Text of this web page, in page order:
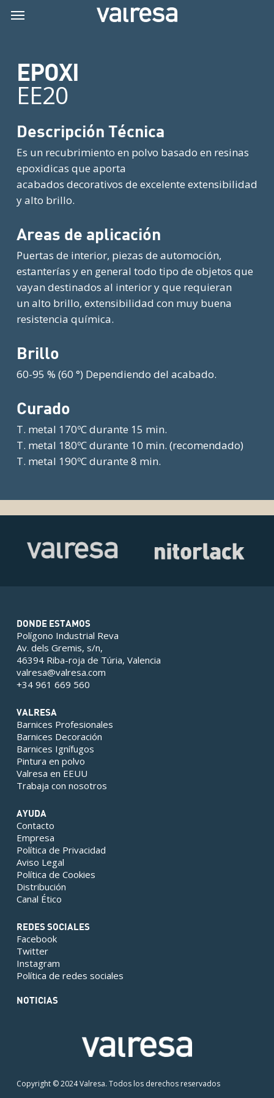
Menu
EPOXI
EE20
Descripción Técnica
Es un recubrimiento en polvo basado en resinas
epoxidicas que aporta
acabados decorativos de excelente extensibilidad
y alto brillo.
Areas de aplicación
Puertas de interior, piezas de automoción,
estanterías y en general todo tipo de objetos que
vayan destinados al interior y que requieran
un alto brillo, extensibilidad con muy buena
resistencia química.
Brillo
60-95 % (60 °) Dependiendo del acabado.
Curado
T. metal 170ºC durante 15 min.
T. metal 180ºC durante 10 min. (recomendado)
T. metal 190ºC durante 8 min.
DONDE ESTAMOS
Polígono Industrial Reva
Av. dels Gremis, s/n,
46394 Riba-roja de Túria, Valencia
valresa@valresa.com
+34 961 669 560
VALRESA
Barnices Profesionales
Barnices Decoración
Barnices Ignífugos
Pintura en polvo
Valresa en EEUU
Trabaja con nosotros
AYUDA
Contacto
Empresa
Política de Privacidad
Aviso Legal
Política de Cookies
Distribución
Canal Ético
REDES SOCIALES
Facebook
Twitter
Instagram
Política de redes sociales
NOTICIAS
Copyright © 2024 Valresa. Todos los derechos reservados